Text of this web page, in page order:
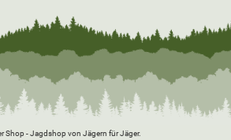
Shop - Jagdshop von Jägern für Jäger.